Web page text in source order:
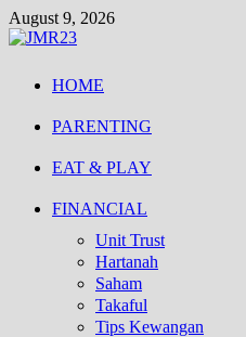
Skip
to
August 9, 2026
HOME
PARENTING
EAT & PLAY
FINANCIAL
Unit Trust
Hartanah
Saham
Takaful
Tips Kewangan